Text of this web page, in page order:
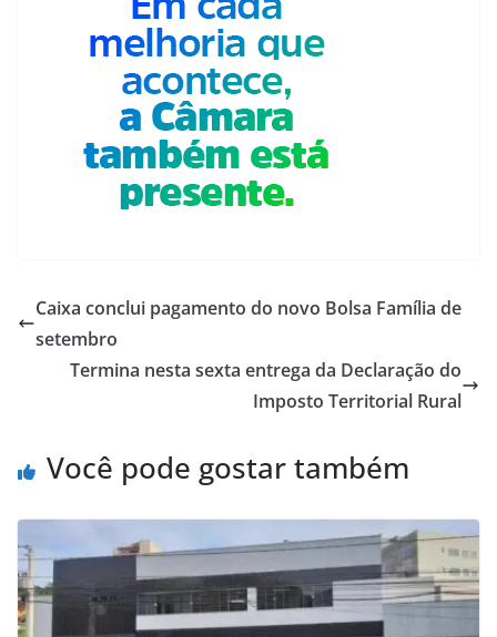
Caixa conclui pagamento do novo Bolsa Família de
setembro
Termina nesta sexta entrega da Declaração do
Imposto Territorial Rural
Você pode gostar também